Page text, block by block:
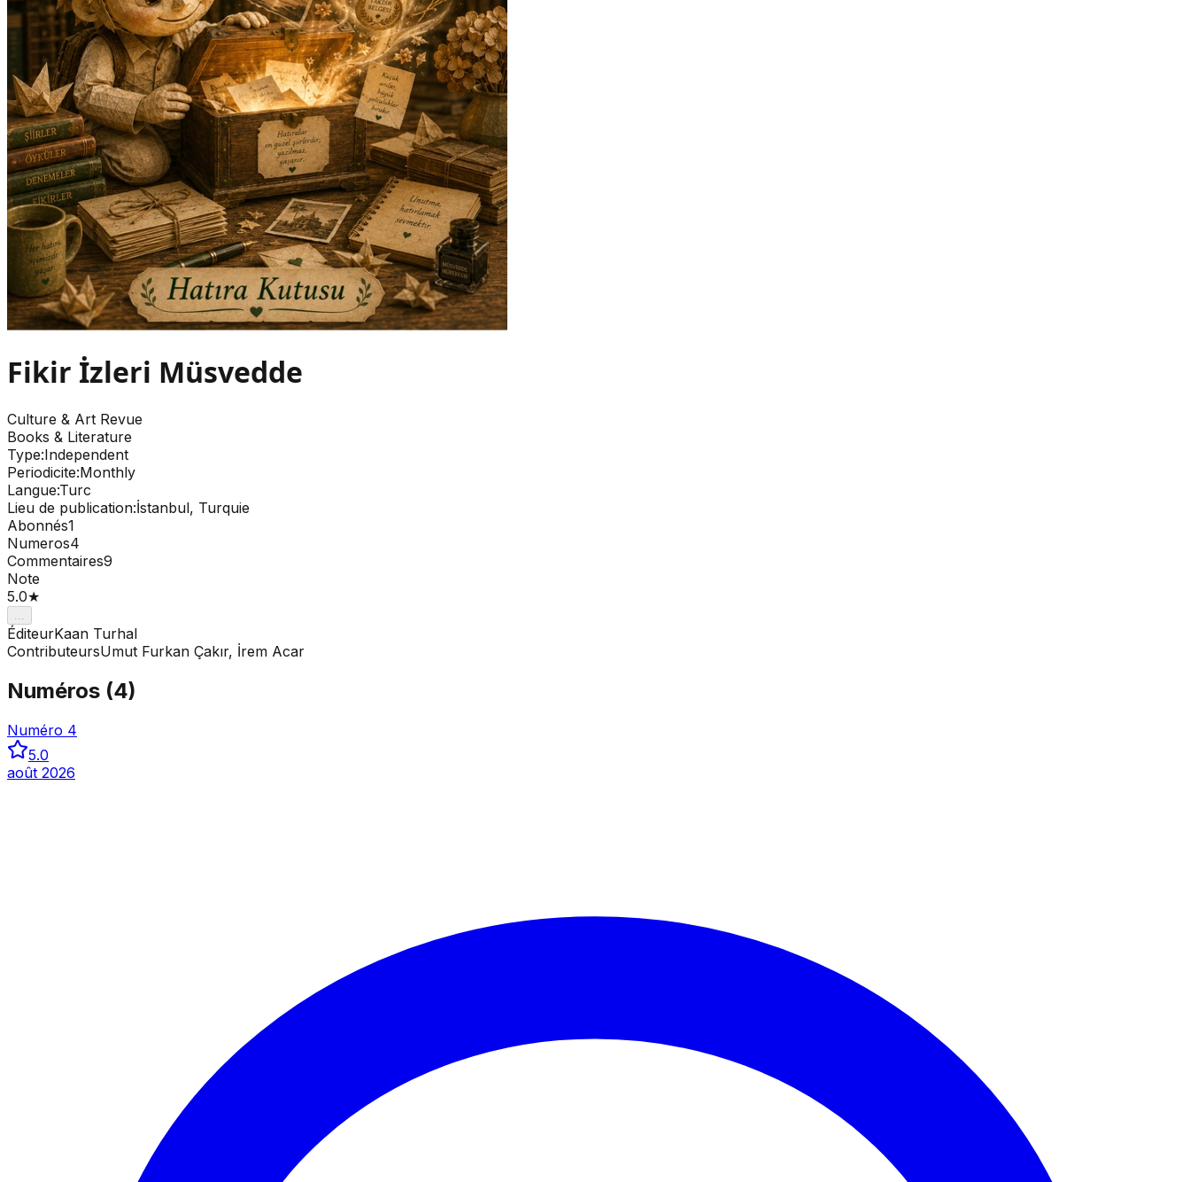
Fikir İzleri Müsvedde
Culture & Art Revue
Books & Literature
Type:Independent
Periodicite:Monthly
Langue:Turc
Lieu de publication:İstanbul, Turquie
Abonnés1
Numeros4
Commentaires9
Note
5.0★
ÉditeurKaan Turhal
ContributeursUmut Furkan Çakır, İrem Acar
Numéros (4)
Numéro 4
5.0
août 2026